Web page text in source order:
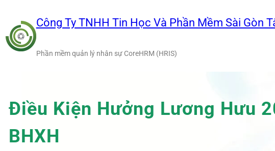
phần
nội
dung
Công Ty TNHH Tin Học Và Phần Mềm Sài Gòn
Phần mềm quản lý nhân sự CoreHRM (HRIS)
Điều Kiện Hưởng Lương Hưu
BHXH